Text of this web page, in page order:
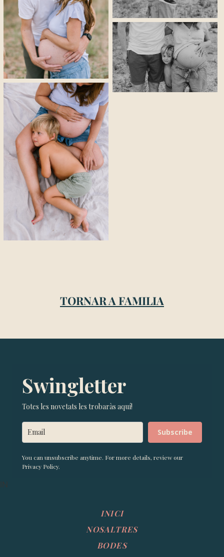
TORNAR A FAMILIA
Swingletter
Totes les novetats les trobaràs aquí!
Subscribe
You can unsubscribe anytime. For more details, review our
Privacy Policy.
IN
INICI
NOSALTRES
BODES